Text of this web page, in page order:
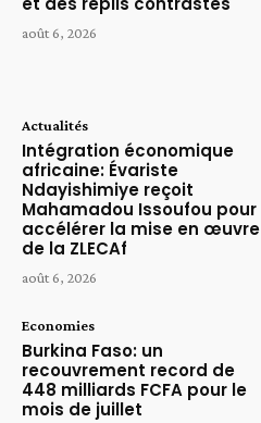
août 6, 2026
Actualités
Intégration économique
africaine: Évariste
Ndayishimiye reçoit
Mahamadou Issoufou pour
accélérer la mise en œuvre
de la ZLECAf
août 6, 2026
Economies
Burkina Faso: un
recouvrement record de
448 milliards FCFA pour le
mois de juillet